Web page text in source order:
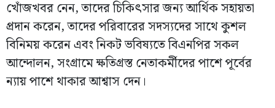
খোঁজখবর নেন, তাদের চিকিৎসার জন্য আর্থিক সহায়তা
প্রদান করেন, তাদের পরিবারের সদস্যদের সাথে কুশল
বিনিময় করেন এবং নিকট ভবিষ্যতে বিএনপির সকল
আন্দোলন, সংগ্রামে ক্ষতিগ্রস্ত নেতাকর্মীদের পাশে পূর্বের
ন্যায় পাশে থাকার আশ্বাস দেন।